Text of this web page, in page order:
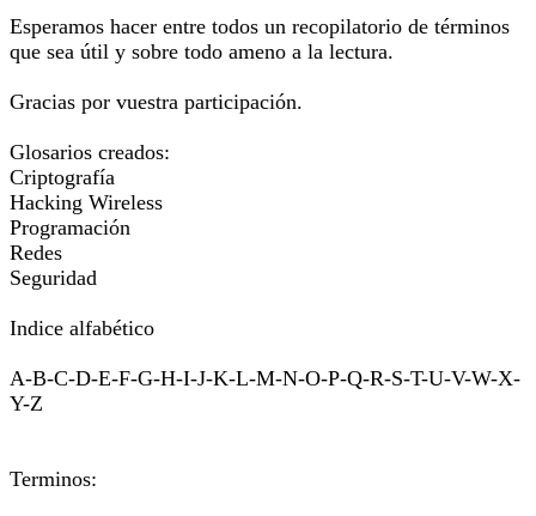
Esperamos hacer entre todos un recopilatorio de términos
que sea útil y sobre todo ameno a la lectura.
Gracias por vuestra participación.
Glosarios creados:
Criptografía
Hacking Wireless
Programación
Redes
Seguridad
Indice alfabético
A-B-C-D-E-F-G-H-I-J-K-L-M-N-O-P-Q-R-S-T-U-V-W-X-
Y-Z
Terminos: